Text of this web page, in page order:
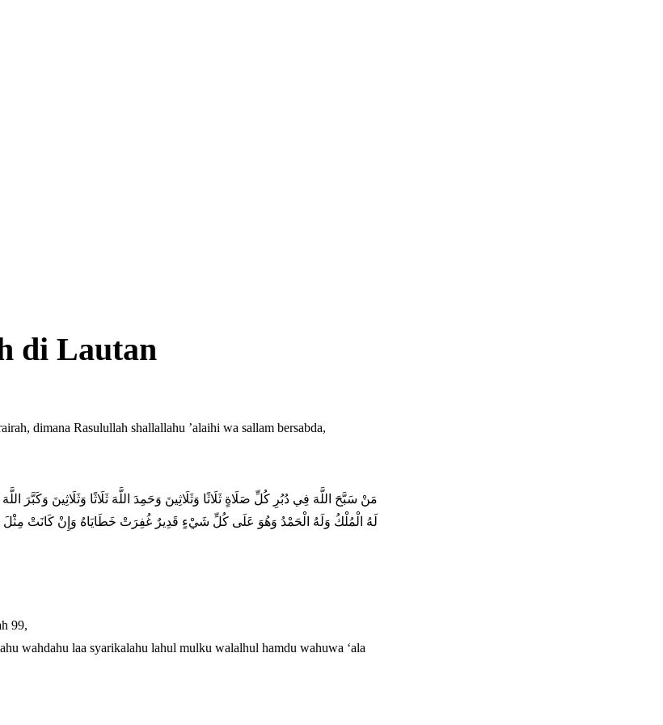
di Lautan
dimana Rasulullah shallallahu ’alaihi wa sallam bersabda,
مَنْ سَبَّحَ اللَّهَ فِي دُبُرِ كُلِّ صَلَاةٍ ثَلَاثًا وَثَلَاثِينَ وَحَمِدَ اللَّهَ ثَلَاثًا وَثَلَاثِينَ وَكَبَّرَ
لَهُ الْمُلْكُ وَلَهُ الْحَمْدُ وَهُوَ عَلَى كُلِّ شَيْءٍ قَدِيرٌ غُفِرَتْ خَطَايَاهُ وَإِنْ كَانَتْ مِثْلَ
99,
wahdahu laa syarikalahu lahul mulku walalhul hamdu wahuwa ‘ala